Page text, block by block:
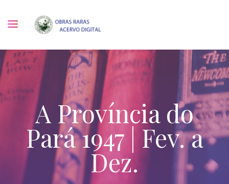
A Província do
Pará 1947 | Fev. a
Dez.